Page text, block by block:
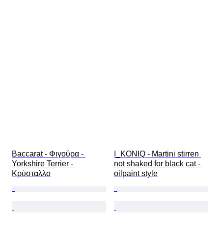
Baccarat - Φιγούρα -
Yorkshire Terrier -
Κρύσταλλο
I_KONIQ - Martini stirren
not shaked for black cat -
oilpaint style